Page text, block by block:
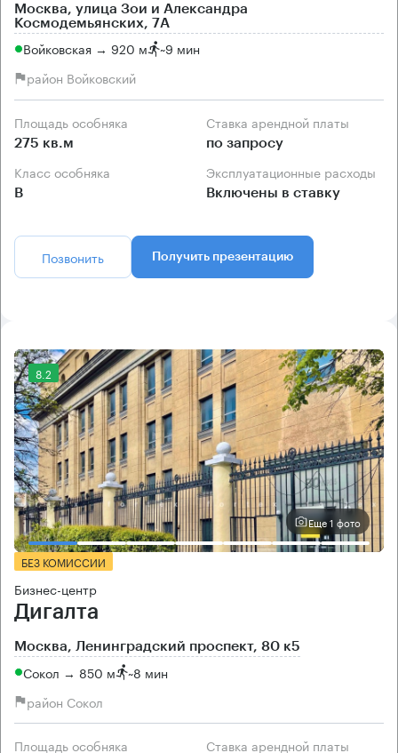
Москва, улица Зои и Александра
Космодемьянских, 7А
Войковская → 920 м ~9 мин
район Войковский
Площадь особняка
275 кв.м
Ставка арендной платы
по запросу
Класс особняка
B
Эксплуатационные расходы
Включены в ставку
Позвонить Получить презентацию
8.2
Еще 1 фото
БЕЗ КОМИССИИ
Бизнес-центр
Дигалта
Москва, Ленинградский проспект, 80 к5
Сокол → 850 м ~8 мин
район Сокол
Площадь особняка Ставка арендной платы